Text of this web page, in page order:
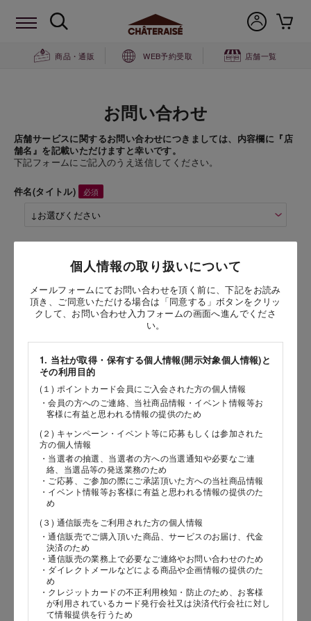
商品・通販 WEB予約受取 店舗一覧
お問い合わせ
店舗サービスに関するお問い合わせにつきましては、内容欄に『店
舗名』を記載いただけますと幸いです。
下記フォームにご記入のうえ送信してください。
個人情報の取り扱いについて
メールフォームにてお問い合わせを頂く前に、下記をお読み
頂き、ご同意いただける場合は「同意する」ボタンをクリッ
クして、お問い合わせ入力フォームの画面へ進んでくださ
い。
1. 当社が取得・保有する個人情報(開示対象個人情報)と
その利用目的
(１) ポイントカード会員にご入会された方の個人情報
・会員の方へのご連絡、当社商品情報・イベント情報等お
客様に有益と思われる情報の提供のため
(２) キャンペーン・イベント等に応募もしくは参加された
方の個人情報
・当選者の抽選、当選者の方への当選通知や必要なご連
絡、当選品等の発送業務のため
・ご応募、ご参加の際にご承諾頂いた方への当社商品情報
・イベント情報等お客様に有益と思われる情報の提供のた
め
(３) 通信販売をご利用された方の個人情報
・通信販売でご購入頂いた商品、サービスのお届け、代金
決済のため
・通信販売の業務上で必要なご連絡やお問い合わせのため
・ダイレクトメールなどによる商品や企画情報の提供のた
め
・クレジットカードの不正利用検知・防止のため、お客様
が利用されているカード発行会社又は決済代行会社に対し
て情報提供を行うため
件名(タイトル)
お問い合わせ時氏名
［姓］
［名］
（全角で入力してください）
お問い合わせ時氏名（カナ）
［セイ］
［メイ］
（全角で入力してください）
電話番号
メールアドレス